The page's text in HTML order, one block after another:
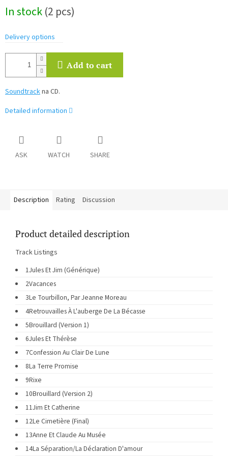
price:
In stock(2 pcs)
Delivery options
Add to cart
Soundtrackna CD.
Detailed information
ASK WATCH SHARE
Description Rating Discussion
Product detailed description
Track Listings
1Jules Et Jim (Générique)
2Vacances
3Le Tourbillon, Par Jeanne Moreau
4Retrouvailles À L'auberge De La Bécasse
5Brouillard (Version 1)
6Jules Et Thérèse
7Confession Au Clair De Lune
8La Terre Promise
9Rixe
10Brouillard (Version 2)
11Jim Et Catherine
12Le Cimetière (Final)
13Anne Et Claude Au Musée
14La Séparation/La Déclaration D'amour